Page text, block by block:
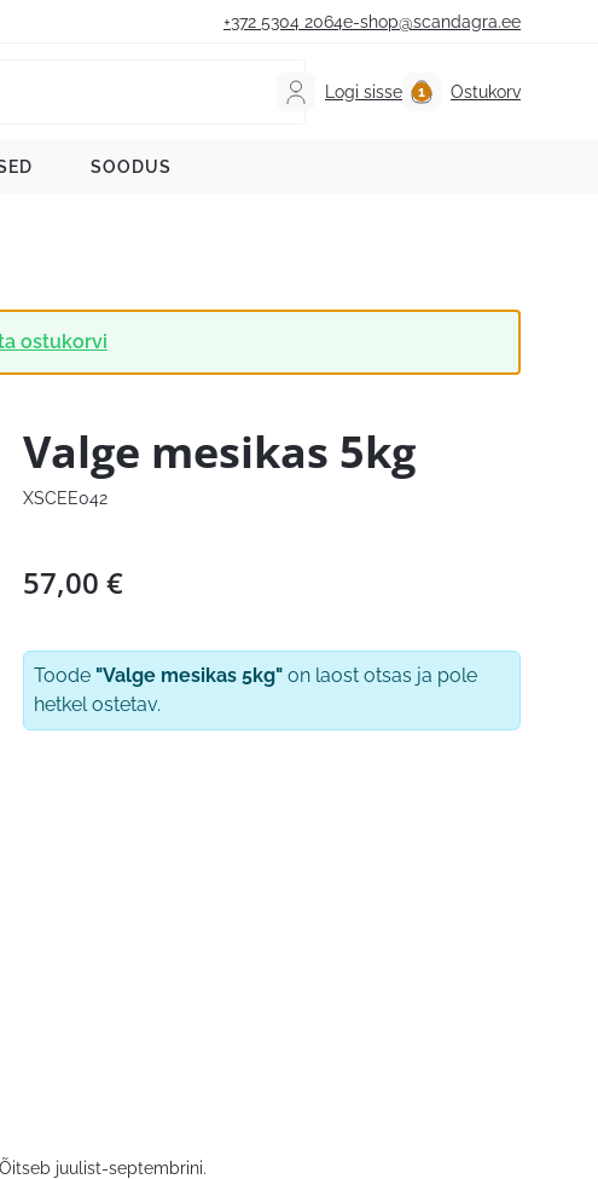
+372 5304 2064e-shop@scandagra.ee
Logi sisse Ostukorv
SOODUS
ostukorvi
Valge mesikas 5kg
XSCEE042
57,00 €
Toode "Valge mesikas 5kg" on laost otsas ja pole
hetkel ostetav.
juulist-septembrini.